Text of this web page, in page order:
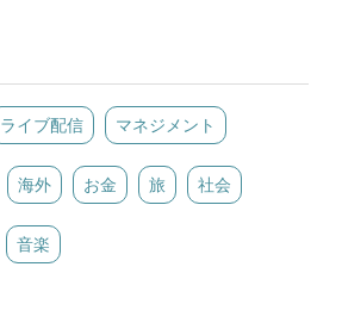
ライブ配信 マネジメント
海外 お金 旅 社会
音楽